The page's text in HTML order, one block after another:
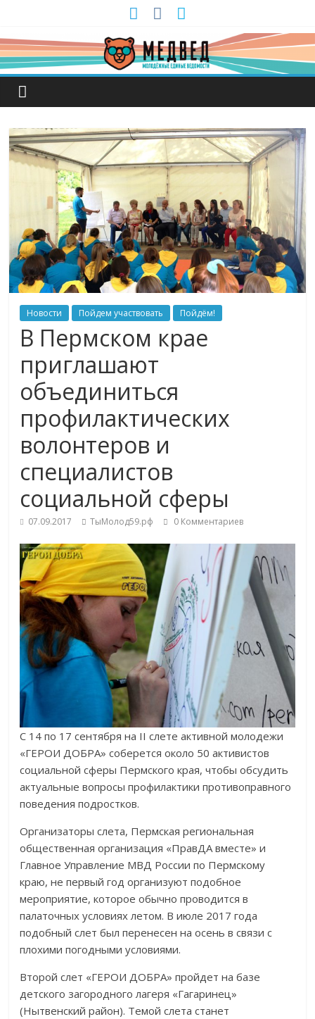
Новости Пойдем участвовать Пойдём!
В Пермском крае
приглашают
объединиться
профилактических
волонтеров и
специалистов
социальной сферы
07.09.2017 ТыМолод59.рф 0 Комментариев
С 14 по 17 сентября на II слете активной молодежи
«ГЕРОИ ДОБРА» соберется около 50 активистов
социальной сферы Пермского края, чтобы обсудить
актуальные вопросы профилактики противоправного
поведения подростков.
Организаторы слета, Пермская региональная
общественная организация «ПравДА вместе» и
Главное Управление МВД России по Пермскому
краю, не первый год организуют подобное
мероприятие, которое обычно проводится в
палаточных условиях летом. В июле 2017 года
подобный слет был перенесен на осень в связи с
плохими погодными условиями.
Второй слет «ГЕРОИ ДОБРА» пройдет на базе
детского загородного лагеря «Гагаринец»
(Нытвенский район). Темой слета станет